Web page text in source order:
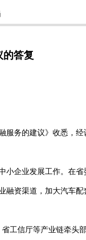
的答复
务的建议》收悉，经
小企业发展工作。在
融资渠道，加大汽车
工信厅等产业链牵头